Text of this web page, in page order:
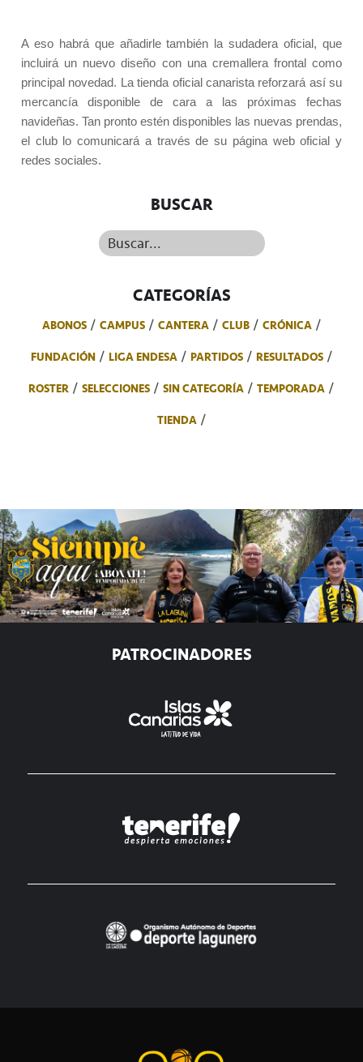
A eso habrá que añadirle también la sudadera oficial, que
incluirá un nuevo diseño con una cremallera frontal como
principal novedad. La tienda oficial canarista reforzará así su
mercancía disponible de cara a las próximas fechas
navideñas. Tan pronto estén disponibles las nuevas prendas,
el club lo comunicará a través de su página web oficial y
redes sociales.
BUSCAR
Buscar...
CATEGORÍAS
ABONOS CAMPUS CANTERA CLUB
CRÓNICA
FUNDACIÓN
LIGA ENDESA PARTIDOS
RESULTADOS
ROSTER
SELECCIONES SIN CATEGORÍA
TEMPORADA
TIENDA
PATROCINADORES